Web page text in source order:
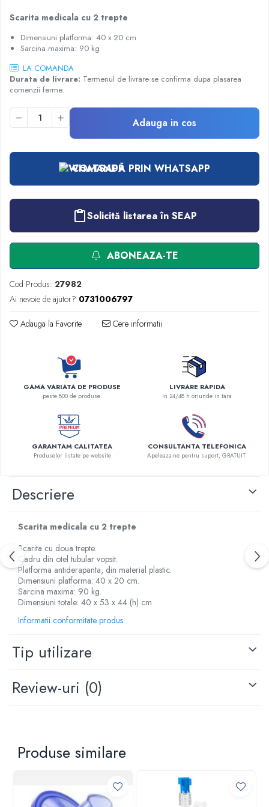
CPAP si AUTOCPAP
Instrumentar
Oxigenatoare
Statii gaze medicinale
Prize gaze medicinale
Regulatoare presiune gaze medicinale
Butelii gaze medicale
Carucioare butelii gaze
Conectori gaze medicinale
Componente statii gaze
Panouri control si alarmare
Console ATI si UPU
Dispozitive si sisteme de prindere / fixare
Rampa gaze medicale pat pacient
Rampa iluminat alarmare
Robineti
Accesorii vase
Console tavan sali operatie
Lavoare chirurgicale
Capsule, filtre finale apa sterila
Electrochirurgie
Manere pentru electrocautere
Cabluri pentru pensele bipolare
Electrozi neutri
Radiocautere
Criocautere
Consumabile medicale si Accesorii
cutii medicamente
Electrozi
Hartie
Geluri
Garouri
Ochelari de protectie
Electrozi ECG / EKG
Sonde TOCO
Scarita medicala cu 2 trepte
Dimensiuni platforma: 40 x 20 cm
Sarcina maxima: 90 kg
LA COMANDA
Durata de livrare: Termenul de livrare se confirma dupa plasarea
comenzii ferme.
Adauga in cos
COMANDĂ PRIN WHATSAPP
Solicită listarea în SEAP
ABONEAZA-TE
Cod Produs: 27982
Ai nevoie de ajutor? 0731006797
Adauga la Favorite Cere informatii
GAMA VARIATA DE PRODUSE
peste 800 de produse.
LIVRARE RAPIDA
in 24/48 h oriunde in tara
GARANTAM CALITATEA
Produselor listate pe website
CONSULTANTA TELEFONICA
Apeleaza-ne pentru suport, GRATUIT.
Descriere
Scarita medicala cu 2 trepte
Scarita cu doua trepte.
Cadru din otel tubular vopsit.
Platforma antiderapanta, din material plastic.
Dimensiuni platforma: 40 x 20 cm.
Sarcina maxima: 90 kg.
Dimensiuni totale: 40 x 53 x 44 (h) cm
Informatii conformitate produs
Tip utilizare
Review-uri (0)
Produse similare